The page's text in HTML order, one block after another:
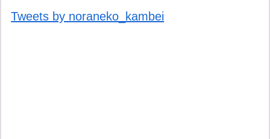
Tweets by noraneko_kambei